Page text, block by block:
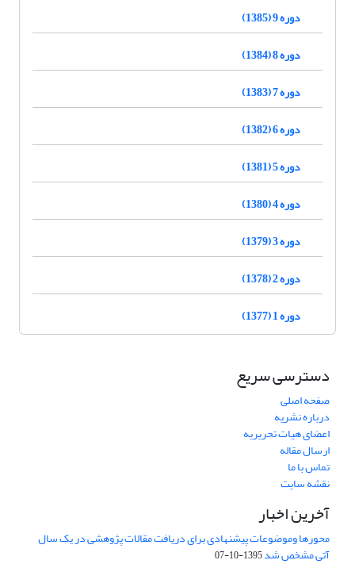
دوره 9 (1385)
دوره 8 (1384)
دوره 7 (1383)
دوره 6 (1382)
دوره 5 (1381)
دوره 4 (1380)
دوره 3 (1379)
دوره 2 (1378)
دوره 1 (1377)
دسترسی سریع
صفحه اصلی
درباره نشریه
اعضای هیات تحریریه
ارسال مقاله
تماس با ما
نقشه سایت
آخرین اخبار
محورها وموضوعات پیشنهادی برای دریافت مقالات پژوهشی در یک سال
آتی مشخص شد1395-10-07